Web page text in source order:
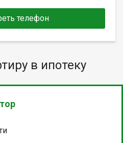
телефон
в ипотеку